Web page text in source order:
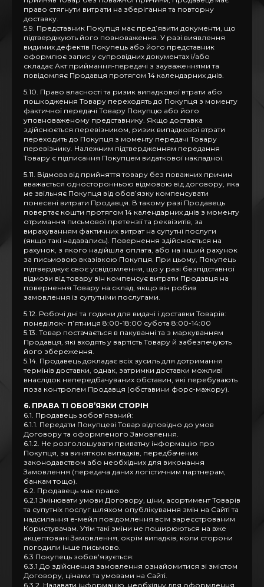
право стягнути витрати на зберігання та повторну
доставку.
5.9. Представник Покупця має пред’явити документи, що
підтверджують його повноваження. У разі виявлення
видимих дефектів Покупець або його представник
оформлює запис у супровідних документах і/або
складає Акт приймання‑передачі з зауваженнями та
повідомляє Продавця протягом 14 календарних днів.
5.10. Право власності та ризик випадкової втрати або
пошкодження Товару переходять до Покупця з моменту
фактичної передачі Товару Покупцю або його
уповноваженому представнику. Якщо доставка
здійснюється перевізником, ризик випадкової втрати
переходить до Покупця з моменту передачі Товару
перевізнику. Належним підтвердженням передання
Товару є підписання Покупцем видаткової накладної.
5.11. Відмова від прийняття товару без поважних причин
вважається односторонньою відмовою від договору, яка
не звільняє Покупця від обов’язку компенсувати
понесені витрати Продавця. В такому разі Продавець
повертає кошти протягом 14 календарних днів з моменту
отримання письмової претензії та реквізитів, за
вирахуванням фактичних витрат на супутні послуги
(якщо такі надавались). Повернення здійснюється на
рахунок, з якого надійшла оплата, або на інший рахунок
за письмовою вказівкою Покупця. При цьому, Покупець
підтверджує своє усвідомлення, що у разі безпідставної
відмови від товару він компенсує витрати Продавця на
повернення Товару на склад, якщо він робив
замовлення із супутніми послугами.
5.12. Робочі дні та години для видачі і доставки Товарів:
понеділок- пʼятниця 8:00-18:00 субота 8:00-14:00
5.13. Товар постачається в пакуванні та з маркуванням
Продавця, які входять у вартість Товару й забезпечують
його збереження.
5.14. Продавець докладає всіх зусиль для дотримання
термінів доставки, однак, затримки доставки можливі
внаслідок непередбачуваних обставин, які перебувають
поза контролем Продавця (обставини форс-мажору).
6. ПРАВА ТІ ОБОВ’ЯЗКИ СТОРІН
6.1. Продавець зобов’язаний:
6.1.1. Передати Покупцеві Товар відповідно до умов
Договору та оформленого Замовлення.
6.1.2. Не розголошувати приватну інформацію про
Покупця, за винятком випадків, передбачених
законодавством або необхідних для виконання
Замовлення (передача даних логістичним партнерам,
банкам тощо).
6.2. Продавець має право:
6.2.1 Змінювати умови Договору, ціни, асортимент Товарів
та супутніх послуг шляхом опублікування змін на Сайті та
надсилання е-мейл повідомлення всім зареєстрованим
Користувачам. Утім такі зміни не поширюються на вже
акцептовані Замовлення, окрім випадків, коли сторони
погодили інше письмово.
6.3 Покупець зобов'язується:
6.3.1 До здійснення замовлення ознайомитися зі змістом
Договору, цінами та умовами на Сайті.
6.3.2. Надавати інформацію, необхідну для оформлення